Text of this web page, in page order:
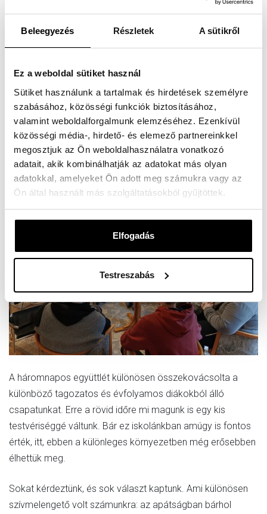
Beleegyezés Részletek A sütikről
Ez a weboldal sütiket használ
Sütiket használunk a tartalmak és hirdetések személyre
szabásához, közösségi funkciók biztosításához,
valamint weboldalforgalmunk elemzéséhez. Ezenkívül
közösségi média-, hirdető- és elemező partnereinkkel
megosztjuk az Ön weboldalhasználatra vonatkozó
adatait, akik kombinálhatják az adatokat más olyan
adatokkal, amelyeket Ön adott meg számukra vagy az
Ön által használt más szolgáltatásokból gyűjtöttek.
Elfogadás
Testreszabás
mosollyal búcsúztak tőlünk, útra bocsátva bennünket.
Amikor egy-egy szabad óránk akadt a programok között, a
környéket fedeztük fel. Jártunk a Márton-hegy oldalában,
sétáltunk az arborétumban, elhaladtunk a levendulás
A Szent Jakab Vendégházban kényelmes és szép
környezetben pihentünk. A szálláson sok beszélgetéssel,
nevetéssel és az élmények közös felidézésével telt az idő.
A háromnapos együttlét különösen összekovácsolta a
különböző tagozatos és évfolyamos diákokból álló
csapatunkat. Erre a rövid időre mi magunk is egy kis
testvériséggé váltunk. Bár ez iskolánkban amúgy is fontos
érték, itt, ebben a különleges környezetben még erősebben
élhettük meg.
Sokat kérdeztünk, és sok választ kaptunk. Ami különösen
szívmelengető volt számunkra: az apátságban bárhol